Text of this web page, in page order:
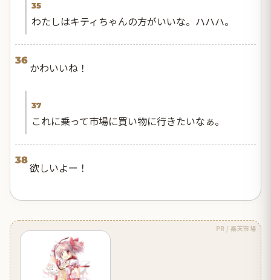
35
わたしはキティちゃんの方がいいな。ハハハ。
36
かわいいね！
37
これに乗って市場に買い物に行きたいなぁ。
38
欲しいよー！
PR / 楽天市場